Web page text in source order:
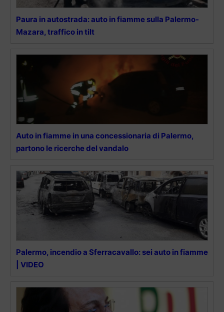
Paura in autostrada: auto in fiamme sulla Palermo-
Mazara, traffico in tilt
Auto in fiamme in una concessionaria di Palermo,
partono le ricerche del vandalo
Palermo, incendio a Sferracavallo: sei auto in fiamme
| VIDEO